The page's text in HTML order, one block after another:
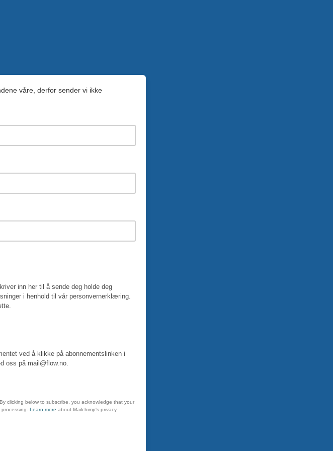
våre, derfor sender vi ikke
inn her til å sende deg holde deg
i henhold til vår personvernerklæring.
ved å klikke på abonnementslinken i
oss på mail@flow.no.
clicking below to subscribe, you acknowledge that your
Learn more about Mailchimp's privacy